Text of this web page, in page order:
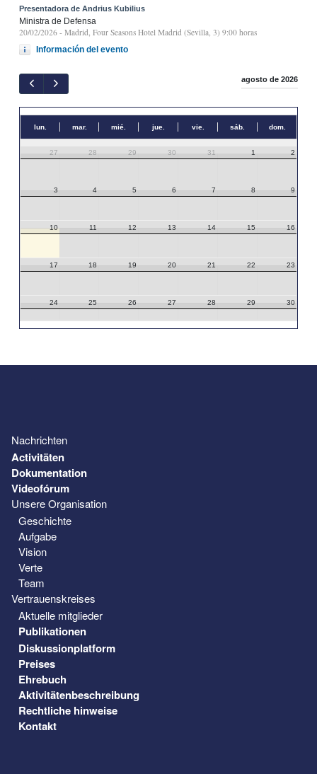
Presentadora de Andrius Kubilius
Ministra de Defensa
20/02/2026 - Madrid, Four Seasons Hotel Madrid (Sevilla, 3) 9:00 horas
Información del evento
agosto de 2026
lun. mar. mié. jue. vie. sáb. dom.
27 28 29 30 31 1 2
3 4 5 6 7 8 9
10 11 12 13 14 15 16
17 18 19 20 21 22 23
24 25 26 27 28 29 30
Nachrichten
Activitäten
Dokumentation
Videofórum
Unsere Organisation
Geschichte
Aufgabe
Vision
Verte
Team
Vertrauenskreises
Aktuelle mitglieder
Publikationen
Diskussionplatform
Preises
Ehrebuch
Aktivitätenbeschreibung
Rechtliche hinweise
Kontakt